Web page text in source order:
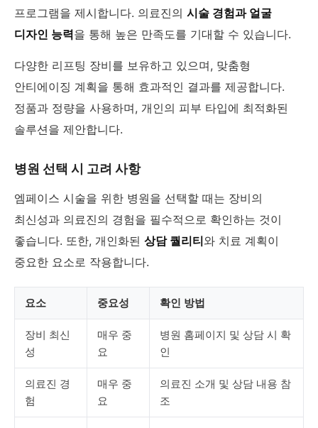
프로그램을 제시합니다. 의료진의 시술 경험과 얼굴
디자인 능력을 통해 높은 만족도를 기대할 수 있습니다.
다양한 리프팅 장비를 보유하고 있으며, 맞춤형
안티에이징 계획을 통해 효과적인 결과를 제공합니다.
정품과 정량을 사용하며, 개인의 피부 타입에 최적화된
솔루션을 제안합니다.
병원 선택 시 고려 사항
엠페이스 시술을 위한 병원을 선택할 때는 장비의
최신성과 의료진의 경험을 필수적으로 확인하는 것이
좋습니다. 또한, 개인화된 상담 퀄리티와 치료 계획이
중요한 요소로 작용합니다.
요소 중요성 확인 방법
장비 최신
성
매우 중
요
병원 홈페이지 및 상담 시 확
인
의료진 경
험
매우 중
요
의료진 소개 및 상담 내용 참
조